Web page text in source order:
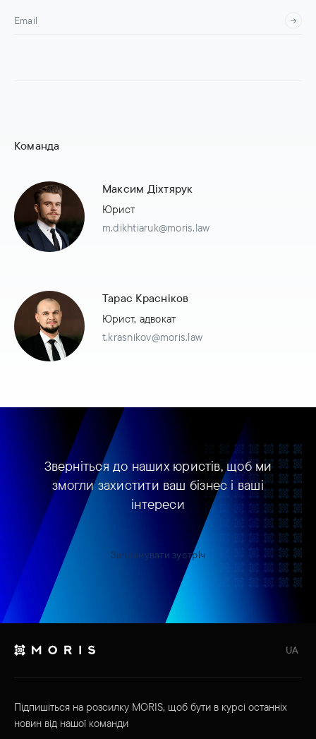
Команда
Максим Діхтярук
Юрист
m.dikhtiaruk@moris.law
Тарас Красніков
Юрист, адвокат
t.krasnikov@moris.law
Зверніться до наших юристів, щоб ми
змогли захистити ваш бізнес і ваші
інтереси
Запланувати зустріч
UA
Підпишіться на розсилку MORIS, щоб бути в курсі останніх
новин від нашої команди